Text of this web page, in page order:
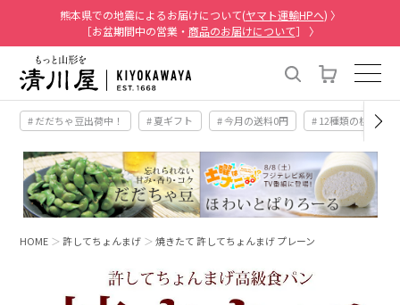
熊本県での地震によるお届けについて(ヤマト運輸HPへ) 〉
［お盆期間中の営業・ 商品のお届けについて］ 〉
# だだちゃ豆出荷中！ # 夏ギフト # 今月の送料0円 # 12種類の桃
HOME 許してちょんまげ 焼きたて 許してちょんまげ プレーン